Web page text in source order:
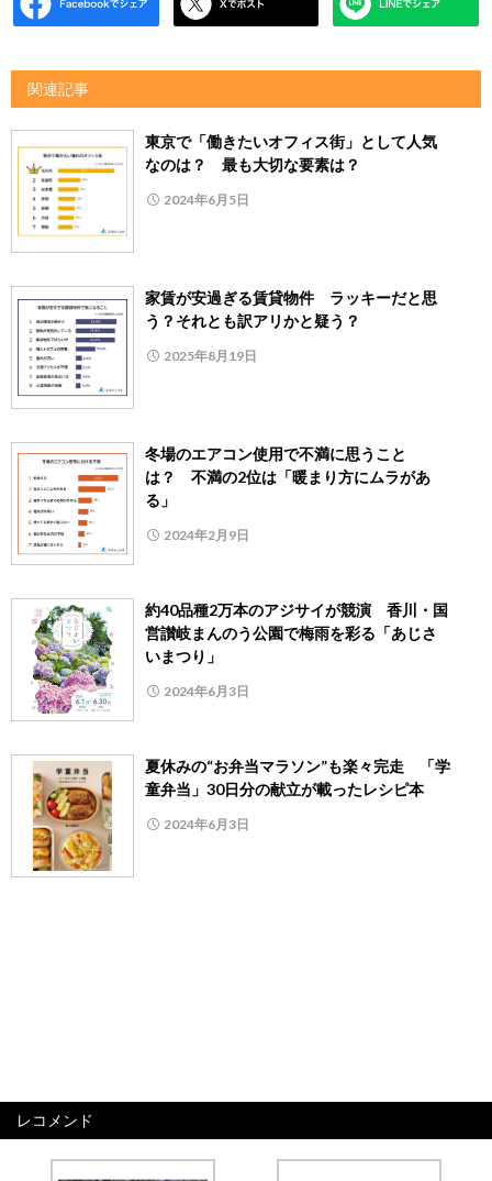
関連記事
東京で「働きたいオフィス街」として人気
なのは？ 最も大切な要素は？
2024年6月5日
家賃が安過ぎる賃貸物件 ラッキーだと思
う？それとも訳アリかと疑う？
2025年8月19日
冬場のエアコン使用で不満に思うこと
は？ 不満の2位は「暖まり方にムラがあ
る」
2024年2月9日
約40品種2万本のアジサイが競演 香川・国
営讃岐まんのう公園で梅雨を彩る「あじさ
いまつり」
2024年6月3日
夏休みの“お弁当マラソン”も楽々完走 「学
童弁当」30日分の献立が載ったレシピ本
2024年6月3日
レコメンド